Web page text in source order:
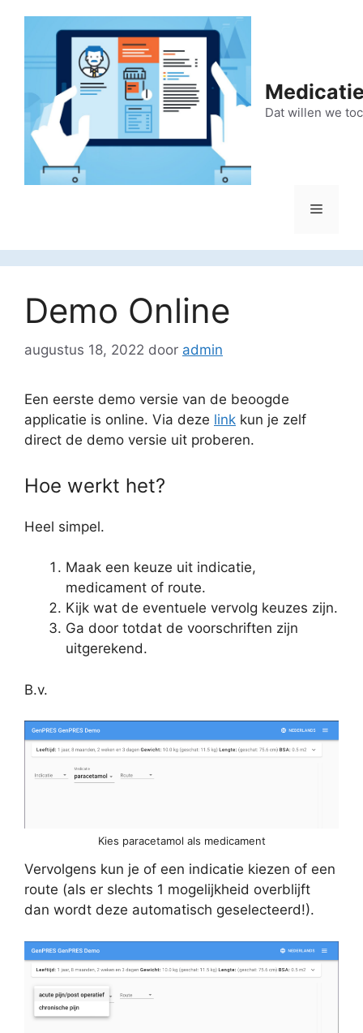
inhoud
Dat willen we
Menu
Demo Online
augustus 18, 2022 door admin
Een eerste demo versie van de beoogde
applicatie is online. Via deze link kun je zelf
direct de demo versie uit proberen.
Hoe werkt het?
Heel simpel.
Maak een keuze uit indicatie,
medicament of route.
Kijk wat de eventuele vervolg keuzes zijn.
Ga door totdat de voorschriften zijn
uitgerekend.
B.v.
Kies paracetamol als medicament
Vervolgens kun je of een indicatie kiezen of een
route (als er slechts 1 mogelijkheid overblijft
dan wordt deze automatisch geselecteerd!).